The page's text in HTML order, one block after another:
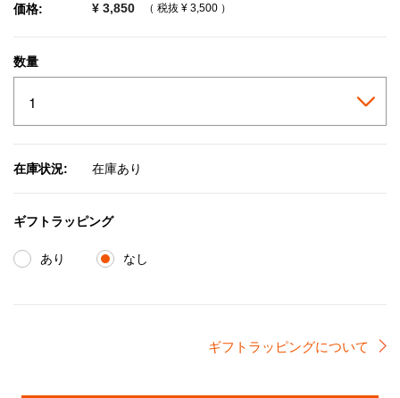
価格: ¥ 3,850 （ 税抜 ¥ 3,500 ）
数量
在庫状況: 在庫あり
ギフトラッピング
あり なし
ギフトラッピングについて